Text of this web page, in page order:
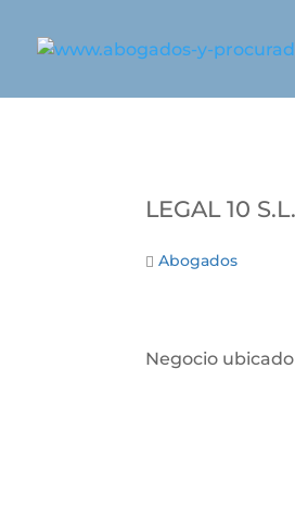
LEGAL 10 S.L.
Abogados
Negocio